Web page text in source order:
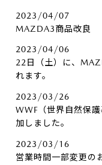
2023/04/07
MAZDA3商品改良
2023/04/06
22日（土）に、
れます。
2023/03/26
WWF（世界自然保
加しました。
2023/03/16
営業時間一部変更の